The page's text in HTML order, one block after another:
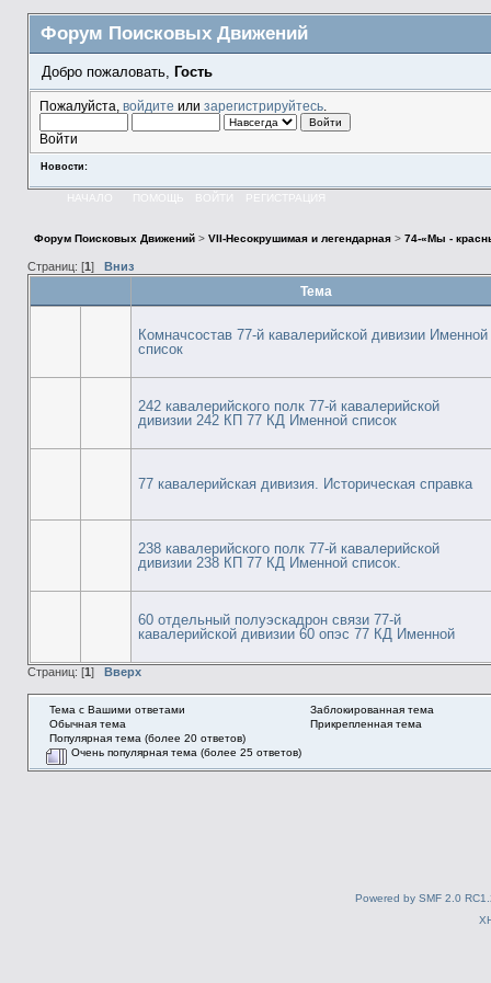
Форум Поисковых Движений
Добро пожаловать, Гость
Пожалуйста, войдите или зарегистрируйтесь.
Войти
Новости:
НАЧАЛО ПОМОЩЬ ВОЙТИ РЕГИСТРАЦИЯ
Форум Поисковых Движений> VII-Несокрушимая и легендарная> 74-«Мы -
Страниц: [1 ] Вниз
Тема
Комначсостав 77-й кавалерийской дивизии Именной
список
242 кавалерийского полк 77-й кавалерийской
дивизии 242 КП 77 КД Именной список
77 кавалерийская дивизия. Историческая справка
238 кавалерийского полк 77-й кавалерийской
дивизии 238 КП 77 КД Именной список.
60 отдельный полуэскадрон связи 77-й
кавалерийской дивизии 60 опэс 77 КД Именной
Страниц: [1 ] Вверх
Тема с Вашими ответами
Обычная тема
Популярная тема (более 20 ответов)
Очень популярная тема (более 25 ответов)
Заблокированная тема
Прикрепленная тема
Powered by SMF 2.0